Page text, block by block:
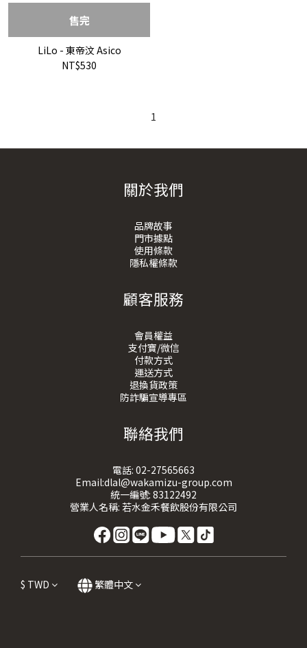
售完
LiLo - 東帝汶 Asico
NT$530
1
關於我們
品牌故事
門市據點
使用條款
隱私權條款
顧客服務
會員權益
支付寶/微信
付款方式
運送方式
退換貨政策
防詐騙宣導專區
聯絡我們
電話: 02-27565663
Email:dlal@wakamizu-group.com
統一編號: 83122492
營業人名稱: 若水金禾餐飲股份有限公司
$ TWD 繁體中文